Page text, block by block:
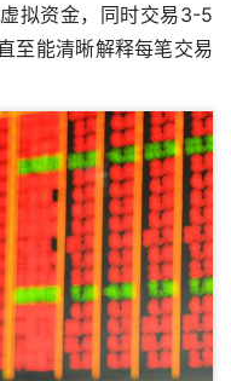
拟资金，同时交易3-5
至能清晰解释每笔交易